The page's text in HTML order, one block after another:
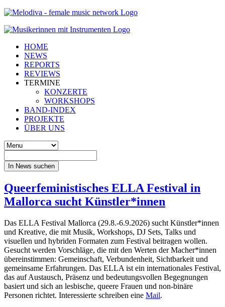
HOME
NEWS
REPORTS
REVIEWS
TERMINE
KONZERTE
WORKSHOPS
BAND-INDEX
PROJEKTE
ÜBER UNS
In News suchen
Queerfeministisches ELLA Festival in
Mallorca sucht Künstler*innen
Das ELLA Festival Mallorca (29.8.-6.9.2026) sucht Künstler*innen
und Kreative, die mit Musik, Workshops, DJ Sets, Talks und
visuellen und hybriden Formaten zum Festival beitragen wollen.
Gesucht werden Vorschläge, die mit den Werten der Macher*innen
übereinstimmen: Gemeinschaft, Verbundenheit, Sichtbarkeit und
gemeinsame Erfahrungen. Das ELLA ist ein internationales Festival,
das auf Austausch, Präsenz und bedeutungsvollen Begegnungen
basiert und sich an lesbische, queere Frauen und non-binäre
Personen richtet. Interessierte schreiben eine Mail.